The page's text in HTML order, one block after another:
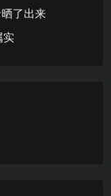
了出来
实